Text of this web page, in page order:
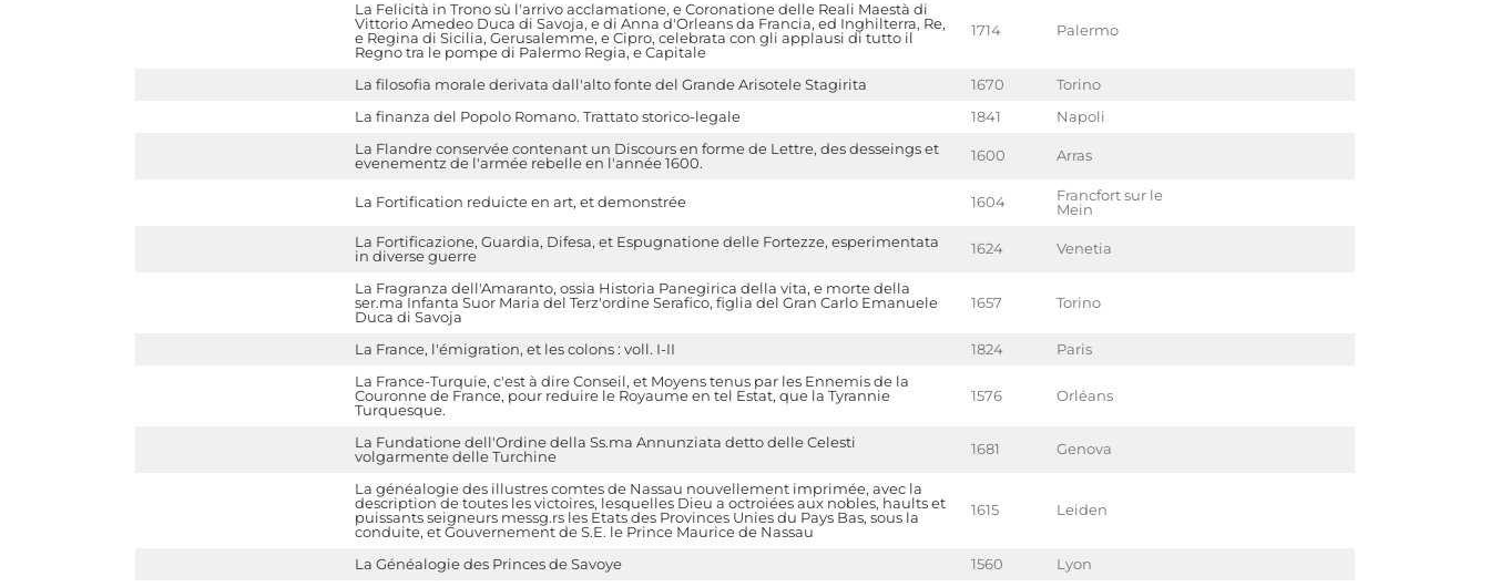
La Felicità in Trono sù l'arrivo acclamatione, e Coronatione delle Reali Maestà di
Vittorio Amedeo Duca di Savoja, e di Anna d'Orleans da Francia, ed Inghilterra, Re,
e Regina di Sicilia, Gerusalemme, e Cipro, celebrata con gli applausi di tutto il
Regno tra le pompe di Palermo Regia, e Capitale
1714 Palermo
La filosofia morale derivata dall'alto fonte del Grande Arisotele Stagirita 1670
Torino
La finanza del Popolo Romano. Trattato storico-legale
1841
Napoli
La Flandre conservée contenant un Discours en forme de Lettre, des desseings et
evenementz de l'armée rebelle en l'année 1600.
1600 Arras
La Fortification reduicte en art, et demonstrée 1604
Francfort sur le
Mein
La Fortificazione, Guardia, Difesa, et Espugnatione delle Fortezze, esperimentata
in diverse guerre
1624 Venetia
La Fragranza dell'Amaranto, ossia Historia Panegirica della vita, e morte della
ser.ma Infanta Suor Maria del Terz'ordine Serafico, figlia del Gran Carlo Emanuele
Duca di Savoja
1657 Torino
La France, l'émigration, et les colons : voll. I-II 1824
Paris
La France-Turquie, c'est à dire Conseil, et Moyens tenus par les Ennemis de la
Couronne de France, pour reduire le Royaume en tel Estat, que la Tyrannie
Turquesque.
1576 Orléans
La Fundatione dell'Ordine della Ss.ma Annunziata detto delle Celesti
volgarmente delle Turchine
1681 Genova
La généalogie des illustres comtes de Nassau nouvellement imprimée, avec la
description de toutes les victoires, lesquelles Dieu a octroiées aux nobles, haults et
puissants seigneurs messg.rs les Etats des Provinces Unies du Pays Bas, sous la
conduite, et Gouvernement de S.E. le Prince Maurice de Nassau
1615 Leiden
La Généalogie des Princes de Savoye 1560
Lyon